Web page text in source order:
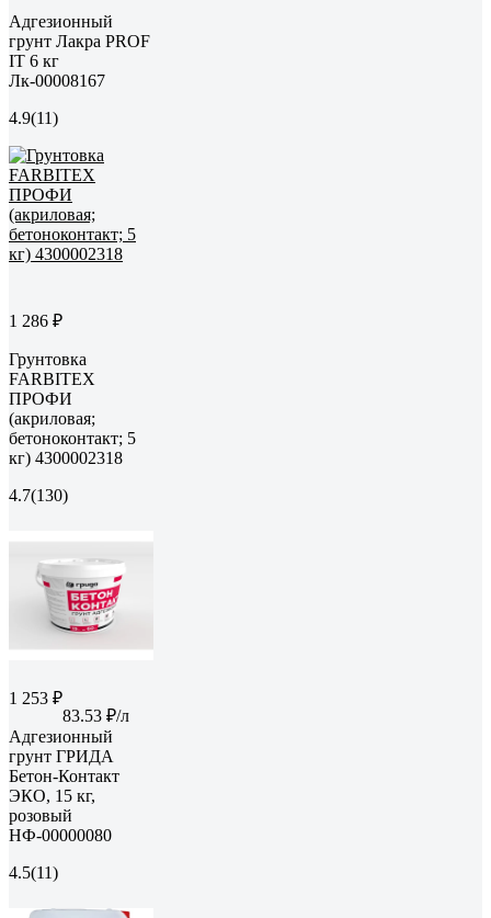
Адгезионный
грунт Лакра PROF
IT 6 кг
Лк-00008167
4.9(11)
1 286 ₽
Грунтовка
FARBITEX
ПРОФИ
(акриловая;
бетоноконтакт; 5
кг) 4300002318
4.7(130)
1 253 ₽
83.53 ₽/л
Адгезионный
грунт ГРИДА
Бетон-Контакт
ЭКО, 15 кг,
розовый
НФ-00000080
4.5(11)